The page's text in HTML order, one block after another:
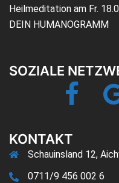
Heilmeditation am Fr.
DEIN HUMANOGRAMM
SOZIALE
KONTAKT
Schauinsland 12,
0711/9 456 002 6